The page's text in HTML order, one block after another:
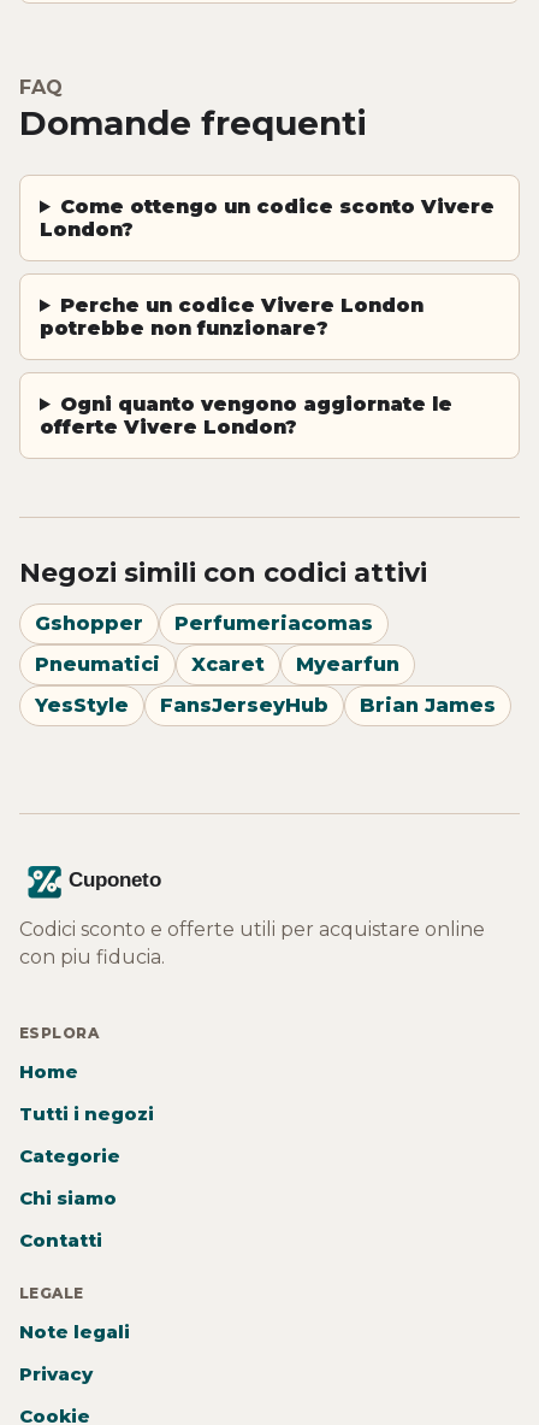
FAQ
Domande frequenti
Come ottengo un codice sconto Vivere
London?
Perche un codice Vivere London
potrebbe non funzionare?
Ogni quanto vengono aggiornate le
offerte Vivere London?
Negozi simili con codici attivi
Gshopper
Perfumeriacomas
Pneumatici
Xcaret
Myearfun
YesStyle
FansJerseyHub Brian James
Codici sconto e offerte utili per acquistare online
con piu fiducia.
ESPLORA
Home
Tutti i negozi
Categorie
Chi siamo
Contatti
LEGALE
Note legali
Privacy
Cookie